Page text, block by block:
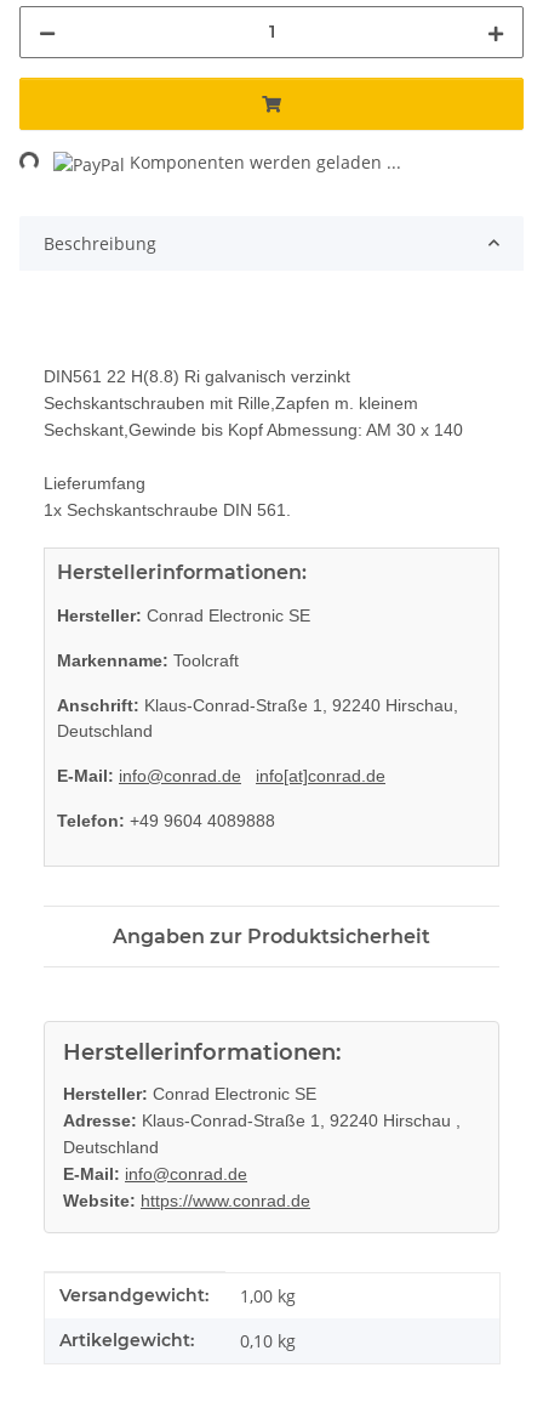
Loading... Komponenten werden geladen ...
Beschreibung
DIN561 22 H(8.8) Ri galvanisch verzinkt
Sechskantschrauben mit Rille,Zapfen m. kleinem
Sechskant,Gewinde bis Kopf Abmessung: AM 30 x 140
Lieferumfang
1x Sechskantschraube DIN 561.
Herstellerinformationen:
Hersteller: Conrad Electronic SE
Markenname: Toolcraft
Anschrift: Klaus-Conrad-Straße 1, 92240 Hirschau,
Deutschland
E-Mail: info@conrad.de info[at]conrad.de
Telefon: +49 9604 4089888
Angaben zur Produktsicherheit
Herstellerinformationen:
Hersteller: Conrad Electronic SE
Adresse: Klaus-Conrad-Straße 1, 92240 Hirschau ,
Deutschland
E-Mail: info@conrad.de
Website: https://www.conrad.de
Produkteigenschaft
Wert
Versandgewicht: 1,00 kg
Artikelgewicht: 0,10 kg